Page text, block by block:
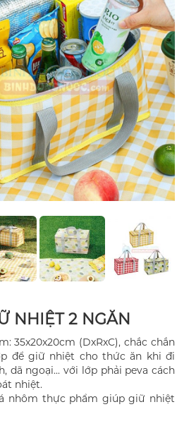
NHIỆT 2 NGĂN
35x20x20cm (DxRxC), chắc chắn
để giữ nhiệt cho thức ăn khi đi
dã ngoại... với lớp phải peva cách
nhiệt.
nhôm thực phẩm giúp giữ nhiệt